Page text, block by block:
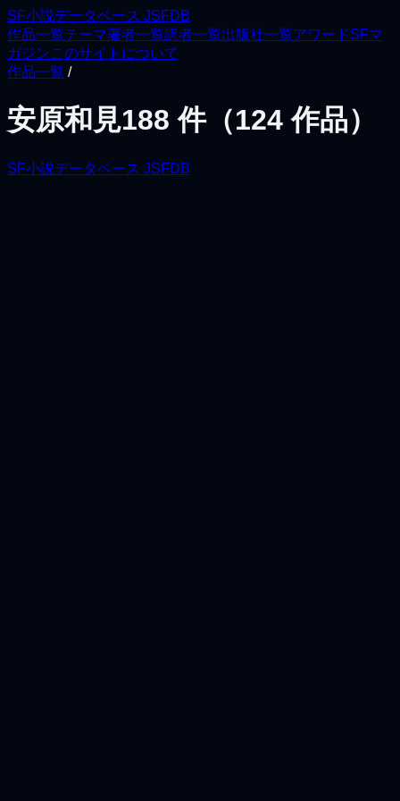
SF小説データベース JSFDB
作品一覧テーマ著者一覧訳者一覧出版社一覧アワードSFマ
ガジンこのサイトについて
作品一覧 /
安原和見188 件（124 作品）
SF小説データベース JSFDB